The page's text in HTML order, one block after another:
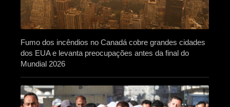
Fumo dos incêndios no Canadá cobre grandes cidades
dos EUA e levanta preocupações antes da final do
Mundial 2026